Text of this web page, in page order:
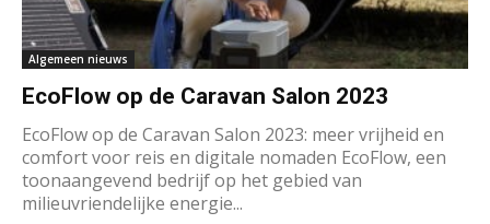
Algemeen nieuws
EcoFlow op de Caravan Salon 2023
EcoFlow op de Caravan Salon 2023: meer vrijheid en
comfort voor reis en digitale nomaden EcoFlow, een
toonaangevend bedrijf op het gebied van
milieuvriendelijke energie...